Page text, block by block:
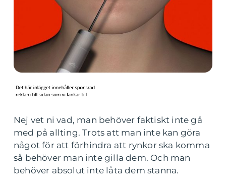
Nej vet ni vad, man behöver faktiskt inte gå
med på allting. Trots att man inte kan göra
något för att förhindra att rynkor ska komma
så behöver man inte gilla dem. Och man
behöver absolut inte låta dem stanna.